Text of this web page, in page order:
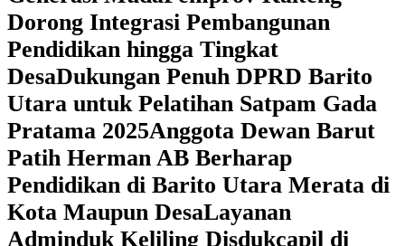
Dorong Integrasi Pembangunan
Pendidikan hingga Tingkat
DesaDukungan Penuh DPRD Barito
Utara untuk Pelatihan Satpam Gada
Pratama 2025Anggota Dewan Barut
Patih Herman AB Berharap
Pendidikan di Barito Utara Merata di
Kota Maupun DesaLayanan
Adminduk Keliling Disdukcapil di